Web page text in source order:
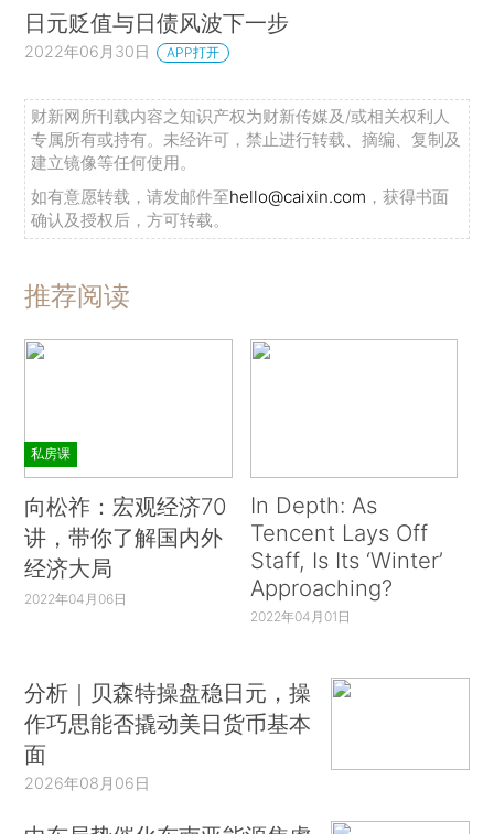
日元贬值与日债风波下一步
2022年06月30日 APP打开
财新网所刊载内容之知识产权为财新传媒及/或相关权利人
专属所有或持有。未经许可，禁止进行转载、摘编、复制及
建立镜像等任何使用。
如有意愿转载，请发邮件至hello@caixin.com ，获得书面
确认及授权后，方可转载。
推荐阅读
私房课
向松祚：宏观经济70
讲，带你了解国内外
经济大局
2022年04月06日
In Depth: As
Tencent Lays Off
Staff, Is Its ‘Winter’
Approaching?
2022年04月01日
分析｜贝森特操盘稳日元，操
作巧思能否撬动美日货币基本
面
2026年08月06日